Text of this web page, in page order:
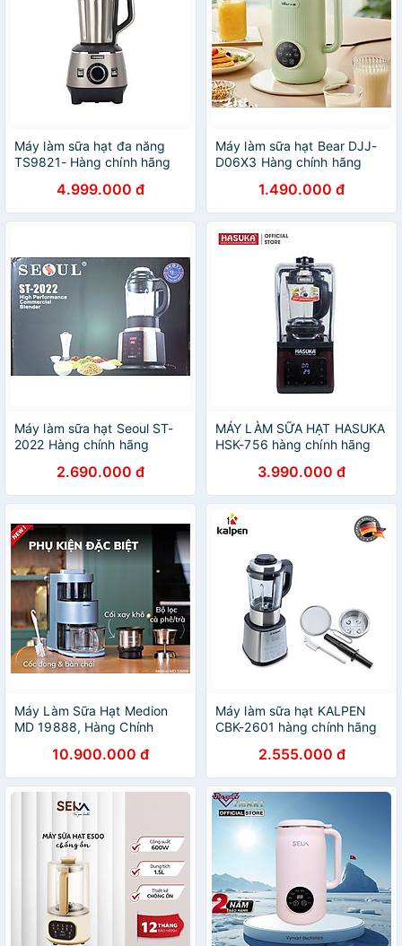
Máy làm sữa hạt đa năng
TS9821- Hàng chính hãng
4.999.000 đ
Máy làm sữa hạt Bear DJJ-
D06X3 Hàng chính hãng
1.490.000 đ
Máy làm sữa hạt Seoul ST-
2022 Hàng chính hãng
2.690.000 đ
MÁY LÀM SỮA HẠT HASUKA
HSK-756 hàng chính hãng
3.990.000 đ
Máy Làm Sữa Hạt Medion
MD 19888, Hàng Chính
10.900.000 đ
Máy làm sữa hạt KALPEN
CBK-2601 hàng chính hãng
2.555.000 đ